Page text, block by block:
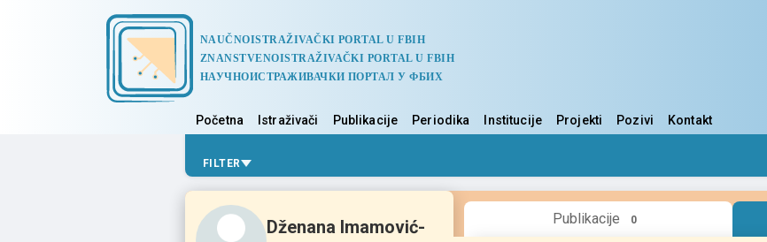
NAUČNOISTRAŽIVAČKI PORTAL U FBIH
ZNANSTVENOISTRAŽIVAČKI PORTAL U FBIH
НАУЧНОИСТРАЖИВАЧКИ ПОРТАЛ У ФБИХ
Početna Istraživači Publikacije Periodika Institucije Projekti Pozivi Kontakt
FILTER
Dženana Imamović-
Publikacije 0